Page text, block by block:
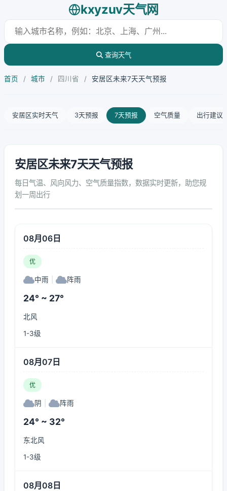
kxyzuv天气网
查询天气
首页 / 城市 / 四川省 / 安居区未来7天天气预报
安居区实时天气 3天预报 7天预报 空气质量 出行建议
安居区未来7天天气预报
每日气温、风向风力、空气质量指数，数据实时更新，助您规
划一周出行
08月06日
优
中雨 阵雨
24° ~ 27°
北风
1-3级
08月07日
优
阴 阵雨
24° ~ 32°
东北风
1-3级
08月08日